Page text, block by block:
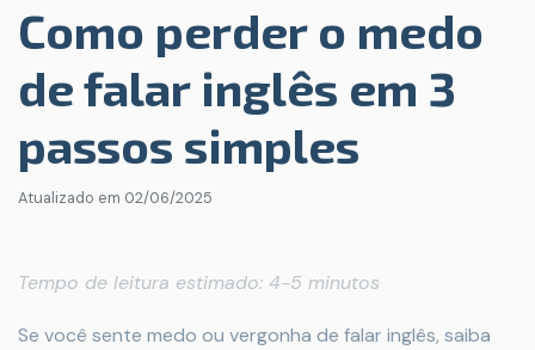
Como perder o medo
de falar inglês em 3
passos simples
Atualizado em 02/06/2025
Tempo de leitura estimado: 4-5 minutos
Se você sente medo ou vergonha de falar inglês, saiba